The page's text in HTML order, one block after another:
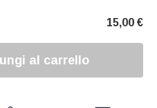
15,00 €
al carrello